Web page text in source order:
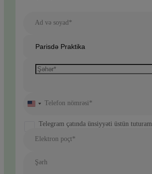
Ad və soyad*
Parisdə Praktika
United
+1
Telefon nömrəsi*
Telegram çatında ünsiyyəti üstün tuturam
Elektron poçt*
Şərh